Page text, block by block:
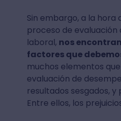
Sin embargo, a la hora
proceso de evaluación
laboral, nos
factores que
muchos elementos
evaluación de
resultados sesgados,
Entre ellos, los